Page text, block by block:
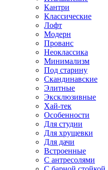
Кантри
Классические
Лофт
Модерн
Прованс
Неоклассика
Минимализм
Под старину
Скандинавские
Элитные
Эксклюзивные
Хай-тек
Особенности
Для студии
Для хрущевки
Для дачи
Встроенные
С антресолями